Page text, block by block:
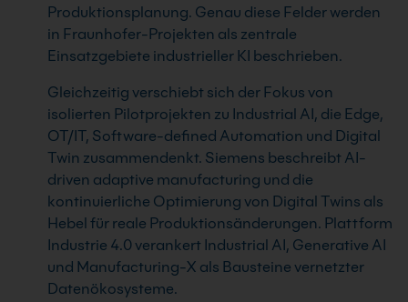
Produktionsplanung. Genau diese Felder werden
in Fraunhofer-Projekten als zentrale
Einsatzgebiete industrieller KI beschrieben.
Gleichzeitig verschiebt sich der Fokus von
isolierten Pilotprojekten zu Industrial AI, die Edge,
OT/IT, Software-defined Automation und Digital
Twin zusammendenkt. Siemens beschreibt AI-
driven adaptive manufacturing und die
kontinuierliche Optimierung von Digital Twins als
Hebel für reale Produktionsänderungen. Plattform
Industrie 4.0 verankert Industrial AI, Generative AI
und Manufacturing-X als Bausteine vernetzter
Datenökosysteme.